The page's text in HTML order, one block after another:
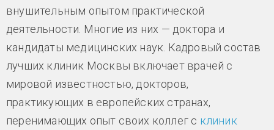
внушительным опытом практической
деятельности. Многие из них — доктора и
кандидаты медицинских наук. Кадровый состав
лучших клиник Москвы включает врачей с
мировой известностью, докторов,
практикующих в европейских странах,
перенимающих опыт своих коллег с клиник